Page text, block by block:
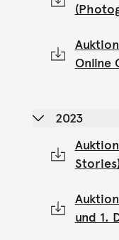
Online
2023
und 1.